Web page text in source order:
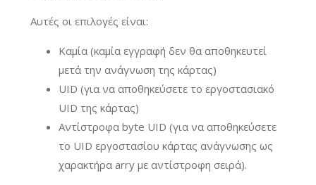
Αυτές οι επιλογές είναι:
Καμία (καμία εγγραφή δεν θα αποθηκευτεί
μετά την ανάγνωση της κάρτας)
UID (για να αποθηκεύσετε το εργοστασιακό
UID της κάρτας)
Αντίστροφα byte UID (για να αποθηκεύσετε
το UID εργοστασίου κάρτας ανάγνωσης ως
χαρακτήρα arry με αντίστροφη σειρά).